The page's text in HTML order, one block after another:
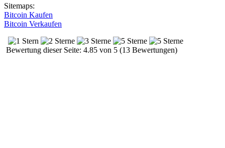
Sitemaps:
Bitcoin Kaufen
Bitcoin Verkaufen
Bewertung dieser Seite: 4.85 von 5 (13 Bewertungen)